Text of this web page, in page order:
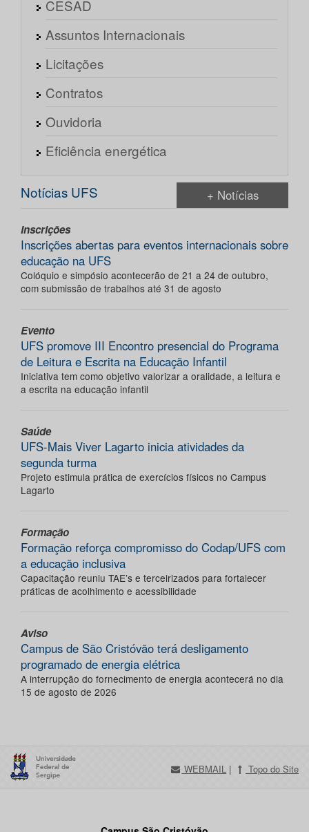
CESAD
Assuntos Internacionais
Licitações
Contratos
Ouvidoria
Eficiência energética
Notícias UFS + Notícias
Inscrições
Inscrições abertas para eventos internacionais sobre
educação na UFS
Colóquio e simpósio acontecerão de 21 a 24 de outubro,
com submissão de trabalhos até 31 de agosto
Evento
UFS promove III Encontro presencial do Programa
de Leitura e Escrita na Educação Infantil
Iniciativa tem como objetivo valorizar a oralidade, a leitura e
a escrita na educação infantil
Saúde
UFS-Mais Viver Lagarto inicia atividades da
segunda turma
Projeto estimula prática de exercícios físicos no Campus
Lagarto
Formação
Formação reforça compromisso do Codap/UFS com
a educação inclusiva
Capacitação reuniu TAE’s e terceirizados para fortalecer
práticas de acolhimento e acessibilidade
Aviso
Campus de São Cristóvão terá desligamento
programado de energia elétrica
A interrupção do fornecimento de energia acontecerá no dia
15 de agosto de 2026
WEBMAIL | Topo do Site